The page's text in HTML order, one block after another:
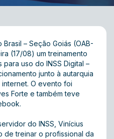
– Seção Goiás (OAB-
(17/08) um treinamento
uso do INSS Digital –
junto à autarquia
O evento foi
Forte e também teve
do INSS, Vinícius
de treinar o profissional da